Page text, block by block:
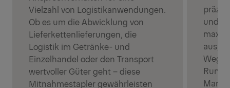
Vielzahl von Logistikanwendungen.
Ob es um die Abwicklung von
Lieferkettenlieferungen, die
Logistik im Getränke- und
Einzelhandel oder den Transport
wertvoller Güter geht – diese
Mitnahmestapler gewährleisten
und
aus,